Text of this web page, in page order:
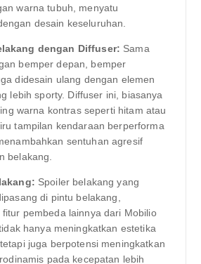
warna tubuh, menyatu
desain keseluruhan.
dengan Diffuser: Sama
bemper depan, bemper
didesain ulang dengan elemen
lebih sporty. Diffuser ini, biasanya
warna kontras seperti hitam atau
tampilan kendaraan berperforma
sentuhan agresif
belakang.
Spoiler belakang yang
di pintu belakang,
fitur pembeda lainnya dari Mobilio
hanya meningkatkan estetika
juga berpotensi meningkatkan
pada kecepatan lebih